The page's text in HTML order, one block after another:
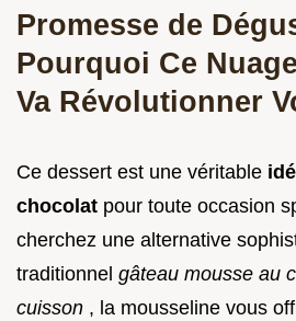
Promesse de
Pourquoi Ce
Va Révolutionner
Ce dessert est une véritable
chocolat pour toute occasion
cherchez une alternative
traditionnel gâteau mousse au
cuisson , la mousseline vous